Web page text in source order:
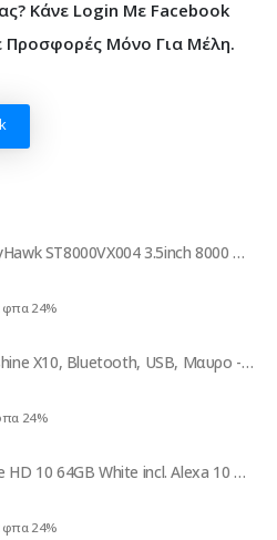
Κάνε Login Με Facebook
Προσφορές Μόνο Για Μέλη.
Seagate SkyHawk ST8000VX004 3.5inch 8000 GB ST8000VX004
24%
Ποντίκι Loshine X10, Bluetooth, USB, Μαυρο - 658
24%
Amazon Fire HD 10 64GB White incl. Alexa 10 w/SO Android B07PC8228N
24%